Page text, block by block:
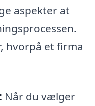
aspekter at
hvorpå et firma
Når du vælger